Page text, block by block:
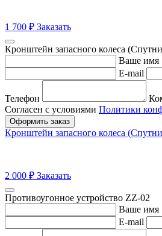
1 700 ₽ Заказать
Кронштейн запасного колеса
Ваше имя
E-mail
Телефон
Согласен с условиями Политики
Оформить заказ
Кронштейн запасного колеса
2 000 ₽ Заказать
Противоугонное устройство ZZ-02
Ваше имя
E-mail